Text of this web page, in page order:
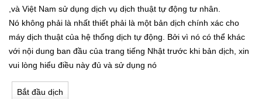
,và Việt Nam sử dụng dịch vụ dịch thuật tự động tư nhân.
Nó không phải là nhất thiết phải là một bản dịch chính xác cho
máy dịch thuật của hệ thống dịch tự động. Bởi vì nó có thể khác
với nội dung ban đầu của trang tiếng Nhật trước khi bản dịch, xin
vui lòng hiểu điều này đủ và sử dụng nó
Bắt đầu dịch